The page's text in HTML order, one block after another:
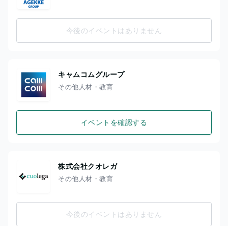
今後のイベントはありません
キャムコムグループ
その他人材・教育
イベントを確認する
株式会社クオレガ
その他人材・教育
今後のイベントはありません